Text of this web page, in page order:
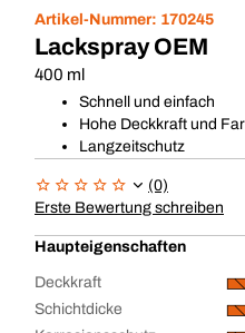
Artikel-Nummer: 170245
Lackspray OEM
400 ml
Schnell und einfach
Hohe Deckkraft und
Langzeitschutz
(0)
Erste Bewertung schreiben
Haupteigenschaften
Deckkraft
Schichtdicke